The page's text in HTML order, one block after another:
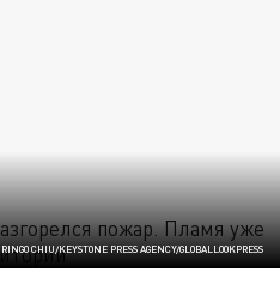
RINGO CHIU/KEYSTONE PRESS AGENCY/GLOBALLOOKPRESS